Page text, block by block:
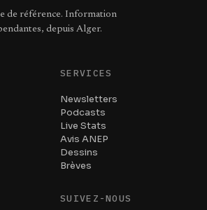
de référence. Information
depuis Alger.
SERVICES
Newsletters
Podcasts
Live Stats
Avis ANEP
Dessins
Brèves
SUIVEZ-NOUS